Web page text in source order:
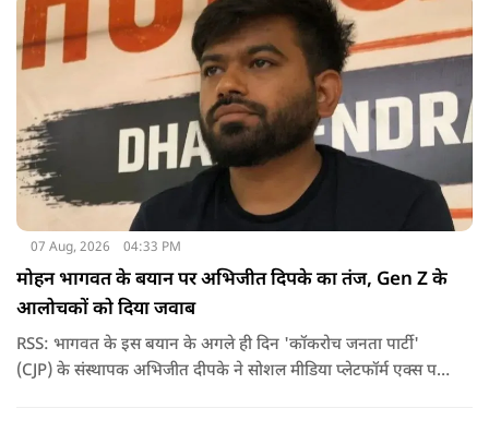
07 Aug, 2026 04:33 PM
मोहन भागवत के बयान पर अभिजीत दिपके का तंज, Gen Z के
आलोचकों को दिया जवाब
RSS: भागवत के इस बयान के अगले ही दिन 'कॉकरोच जनता पार्टी'
(CJP) के संस्थापक अभिजीत दीपके ने सोशल मीडिया प्लेटफॉर्म एक्स पर